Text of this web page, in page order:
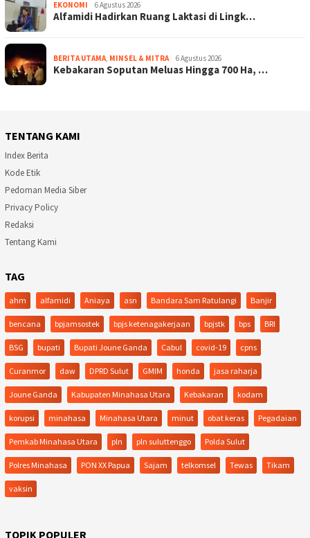
EKONOMI 6 Agustus 2026
Alfamidi Hadirkan Ruang Laktasi di Lingk…
BERITA UTAMA, MINSEL & MITRA 6 Agustus 2026
Kebakaran Soputan Meluas Hingga 700 Ha, …
TENTANG KAMI
Index Berita
Kode Etik
Pedoman Media Siber
Privacy Policy
Redaksi
Tentang Kami
TAG
ahm alfamidi Aniaya asn Bandara Sam Ratulangi Banjir
bencana bpjamsostek bpjs ketenagakerjaan bpjstk bps BRI
BSG bupati Bupati Joune Ganda Cabul covid-19 cpns
Curanmor daw DPRD Sulut GMIM honda jasa raharja
Joune Ganda Kabupaten Minahasa Utara Kebakaran kodam
korupsi minahasa Minahasa Utara minut obat keras Pegadaian
Pemkab Minahasa Utara pln pln suluttenggo Polda Sulut
Polres Minahasa PON XX Papua Sajam telkomsel Tewas Tikam
vaksin
TOPIK POPULER